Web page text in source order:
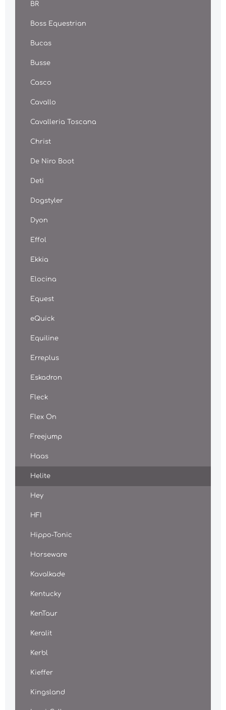
BR
Boss Equestrian
Bucas
Busse
Casco
Cavallo
Cavalleria Toscana
Christ
De Niro Boot
Deti
Dogstyler
Dyon
Effol
Ekkia
Elocina
Equest
eQuick
Equiline
Erreplus
Eskadron
Fleck
Flex On
Freejump
Haas
Helite
Hey
HFI
Hippo-Tonic
Horseware
Kavalkade
Kentucky
KenTaur
Keralit
Kerbl
Kieffer
Kingsland